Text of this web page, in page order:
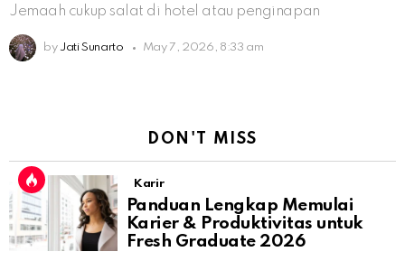
Jemaah cukup salat di hotel atau penginapan
by Jati Sunarto May 7, 2026, 8:33 am
DON'T MISS
Karir
Panduan Lengkap Memulai
Karier & Produktivitas untuk
Fresh Graduate 2026